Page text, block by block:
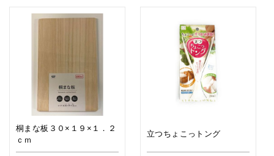
桐まな板３０×１９×１．２
ｃｍ
立つちょこっトング